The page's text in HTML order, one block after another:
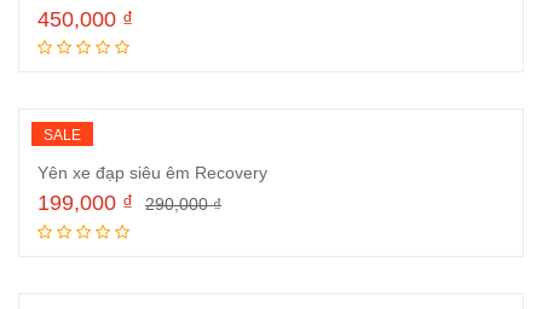
450,000 ₫
SALE
Yên xe đạp siêu êm Recovery
290,000₫
199,000 ₫